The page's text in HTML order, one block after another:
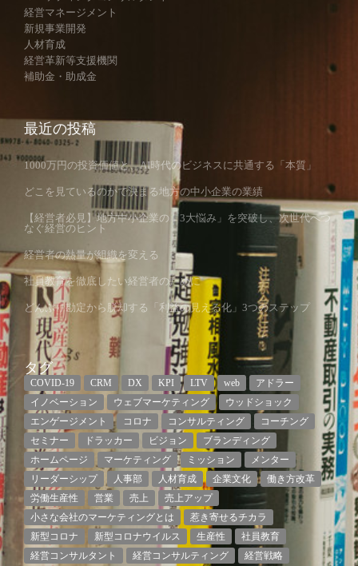
経営マネージメント
新規事業開発
人材育成
経営革新等支援機関
補助金・助成金
最近の投稿
1000万円の投資価値と、AI時代のビジネスに共通する「本質」
どこを見ているのかで決まる地方の中小企業の業績
【経営者必見】地方中小企業の「3大悩み」を突破し、次世代へつ
なぐ経営のヒント
経営者の熱量が組織を変える
社員教育を徹底したい経営者のために
どんぶり勘定から脱却する「利益の見える化」3つのステップ
タグ
COVID-19 CRM DX KPI LTV web
アドラー
イノベーション
ウェブマーケティング
ウッドショック
エンゲージメント
コロナ コンサルティング
コーチング
セミナー
ドラッカー ビジョン
ブランディング
ホームページ
マーケティング ミッション
メンター
リーダーシップ
人事部 人材育成 企業文化
働き方改革
労働生産性
営業 売上
売上アップ
小さな会社のマーケティングとは
惹き寄せるチカラ
新型コロナ
新型コロナウイルス 生産性
社員教育
経営コンサルタント
経営コンサルティング 経営戦略